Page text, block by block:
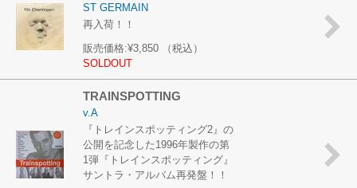
ST GERMAIN
再入荷！！
販売価格:¥3,850
（税込）
SOLDOUT
TRAINSPOTTING
v.A
『トレインスポッティング2』の
公開を記念した1996年製作の第
1弾『トレインスポッティング』
サントラ・アルバム再発盤！！